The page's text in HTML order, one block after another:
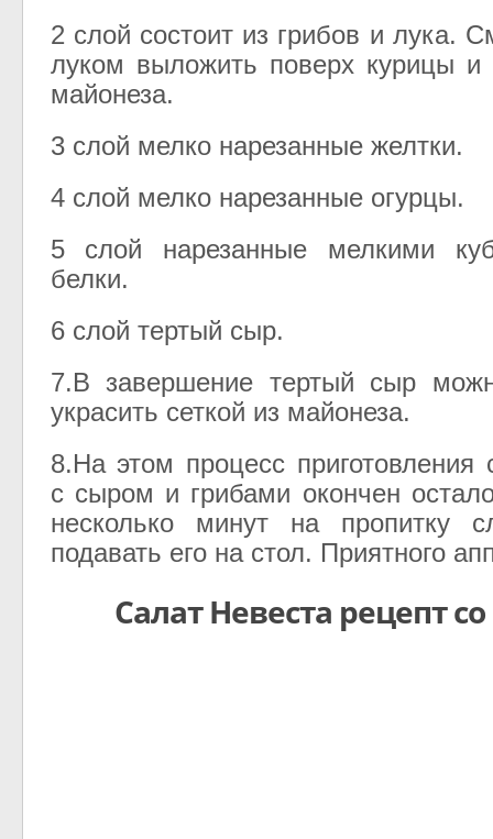
2 слой состоит из грибов и лука.
луком выложить поверх курицы и
майонеза.
3 слой мелко нарезанные желтки.
4 слой мелко нарезанные огурцы.
5 слой нарезанные мелкими
белки.
6 слой тертый сыр.
7.В завершение тертый сыр
украсить сеткой из майонеза.
8.На этом процесс приготовления
с сыром и грибами окончен
несколько минут на пропитку
подавать его на стол. Приятного
Салат Невеста рецепт